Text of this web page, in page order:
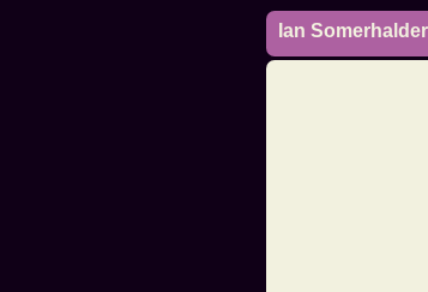
Ian Somerhalder